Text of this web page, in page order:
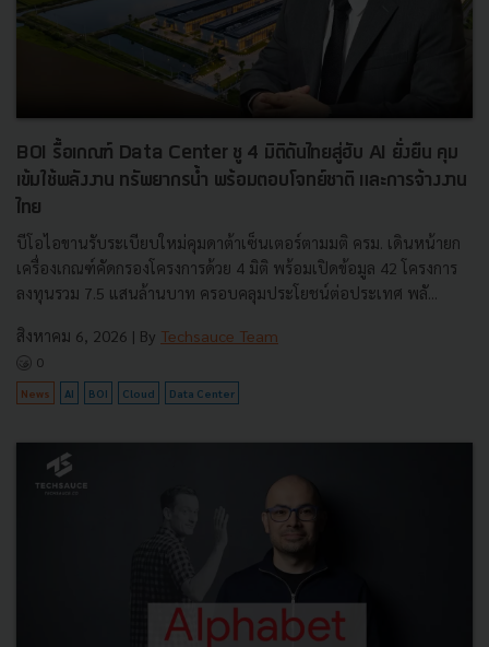
BOI รื้อเกณฑ์ Data Center ชู 4 มิติดันไทยสู่ฮับ AI ยั่งยืน คุม
เข้มใช้พลังงาน ทรัพยากรน้ำ พร้อมตอบโจทย์ชาติ และการจ้างงาน
ไทย
บีโอไอขานรับระเบียบใหม่คุมดาต้าเซ็นเตอร์ตามมติ ครม. เดินหน้ายก
เครื่องเกณฑ์คัดกรองโครงการด้วย 4 มิติ พร้อมเปิดข้อมูล 42 โครงการ
ลงทุนรวม 7.5 แสนล้านบาท ครอบคลุมประโยชน์ต่อประเทศ พลั...
สิงหาคม 6, 2026 | By Techsauce Team
0
News AI BOI Cloud Data Center